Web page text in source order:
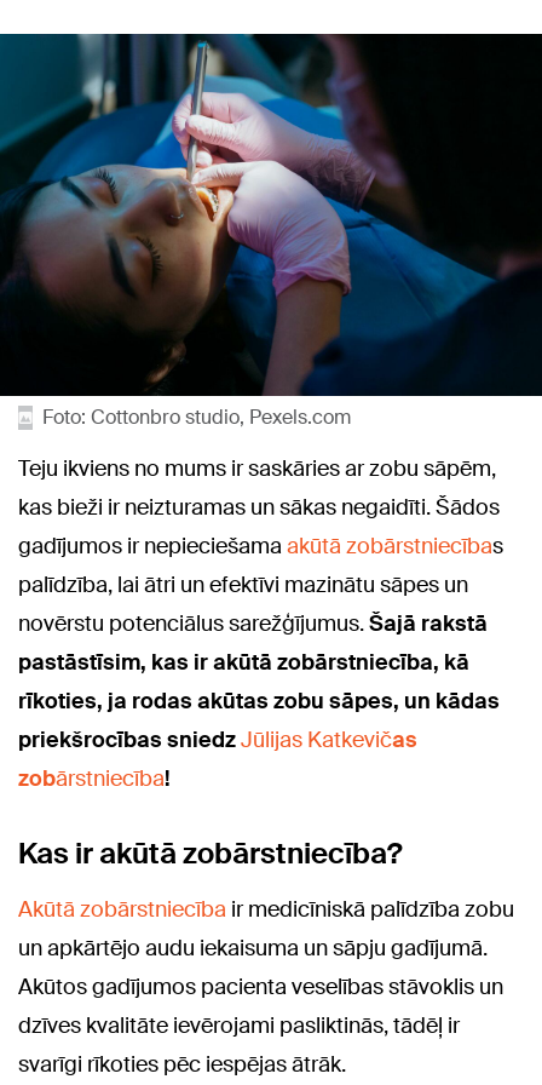
Foto: Cottonbro studio, Pexels.com
Teju ikviens no mums ir saskāries ar zobu sāpēm,
kas bieži ir neizturamas un sākas negaidīti. Šādos
gadījumos ir nepieciešama akūtā zobārstniecības
palīdzība, lai ātri un efektīvi mazinātu sāpes un
novērstu potenciālus sarežģījumus.Šajā rakstā
pastāstīsim, kas ir akūtā zobārstniecība, kā
rīkoties, ja rodas akūtas zobu sāpes, un kādas
priekšrocības sniedzJūlijas Katkevičas
zobārstniecība!
Kas ir akūtā zobārstniecība?
Akūtā zobārstniecība ir medicīniskā palīdzība zobu
un apkārtējo audu iekaisuma un sāpju gadījumā.
Akūtos gadījumos pacienta veselības stāvoklis un
dzīves kvalitāte ievērojami pasliktinās, tādēļ ir
svarīgi rīkoties pēc iespējas ātrāk.